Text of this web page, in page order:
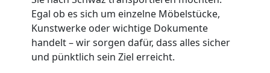
Egal ob es sich um einzelne Möbelstücke,
Kunstwerke oder wichtige Dokumente
handelt – wir sorgen dafür, dass alles sicher
und pünktlich sein Ziel erreicht.
Neustadt
Tresortransport